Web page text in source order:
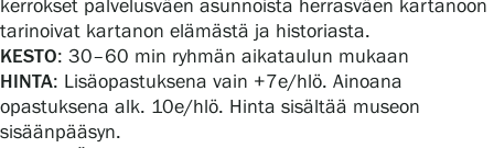
kerrokset palvelusväen asunnoista herrasväen kartanoon
tarinoivat kartanon elämästä ja historiasta.
KESTO: 30–60 min ryhmän aikataulun mukaan
HINTA: Lisäopastuksena vain +7e/hlö. Ainoana
opastuksena alk. 10e/hlö. Hinta sisältää museon
sisäänpääsyn.